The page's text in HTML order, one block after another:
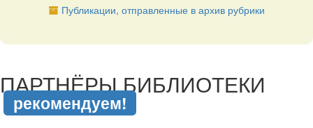
Публикации, отправленные в архив рубрики
ПАРТНЁРЫ БИБЛИОТЕКИ
рекомендуем!